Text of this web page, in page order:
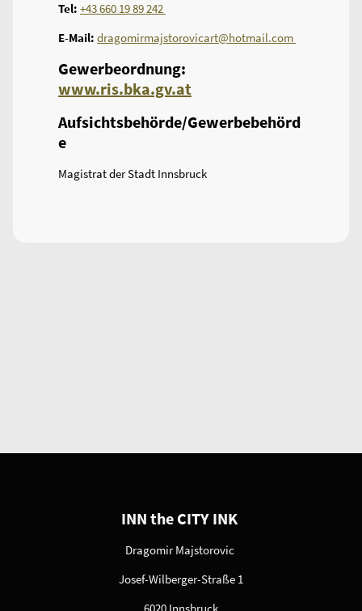
Tel: +43 660 19 89 242
E-Mail: dragomirmajstorovicart@hotmail.com
Gewerbeordnung:
www.ris.bka.gv.at
Aufsichtsbehörde/Gewerbebehörd
e
Magistrat der Stadt Innsbruck
INN the CITY INK
Dragomir Majstorovic
Josef-Wilberger-Straße 1